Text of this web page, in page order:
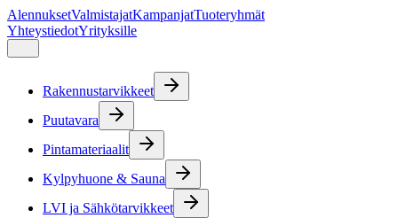
AlennuksetValmistajatKampanjatTuoteryhmät
YhteystiedotYrityksille
Rakennustarvikkeet
Puutavara
Pintamateriaalit
Kylpyhuone & Sauna
LVI ja Sähkötarvikkeet